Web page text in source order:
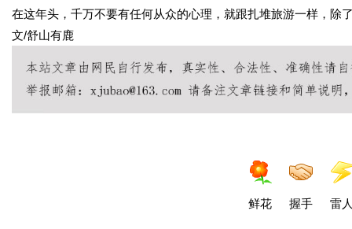
在这年头，千万不要有任何从众的心理，就跟扎堆旅游一样，除
文/舒山有鹿
鲜花 握手 雷